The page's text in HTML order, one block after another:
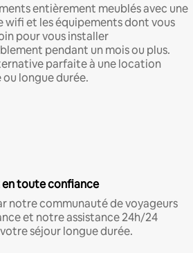
entièrement meublés avec une
wifi et les équipements dont vous
pour vous installer
pendant un mois ou plus.
parfaite à une location
ou longue durée.
en toute confiance
notre communauté de voyageurs
et notre assistance 24h/24
séjour longue durée.